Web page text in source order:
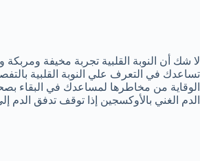
لا شك أن النوبة القلبية تجربة مخيفة
تساعدك في التعرف علي النوبة القلبية
الوقاية من مخاطرها لمساعدك في البقاء
الدم الغني بالأوكسجين إذا توقف تدفق